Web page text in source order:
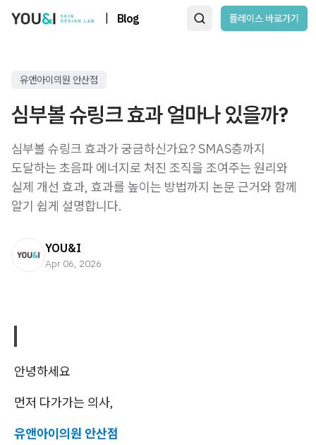
Blog 플레이스 바로가기
유앤아이의원 안산점
심부볼 슈링크 효과 얼마나 있을까?
심부볼 슈링크 효과가 궁금하신가요? SMAS층까지
도달하는 초음파 에너지로 처진 조직을 조여주는 원리와
실제 개선 효과, 효과를 높이는 방법까지 논문 근거와 함께
알기 쉽게 설명합니다.
YOU&I
Apr 06, 2026
안녕하세요
먼저 다가가는 의사,
유앤아이의원 안산점